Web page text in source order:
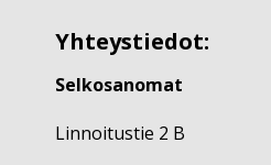
Yhteystiedot:
Selkosanomat
Linnoitustie 2 B